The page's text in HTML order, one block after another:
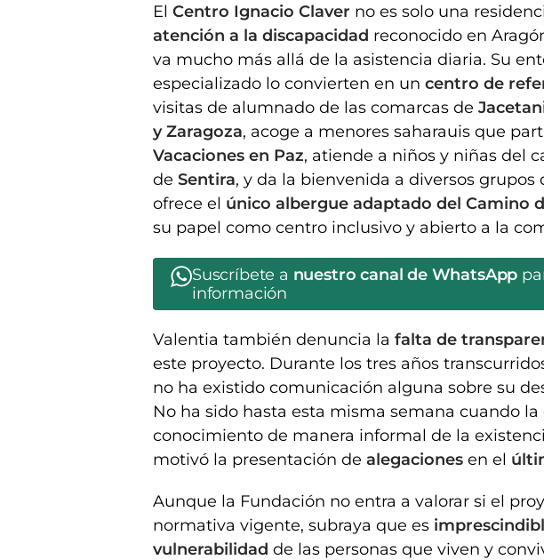
El Centro Ignacio Claver no es solo una
atención a la discapacidad reconocido en
va mucho más allá de la asistencia diaria. Su
especializado lo convierten en un centro de
visitas de alumnado de las comarcas de
y Zaragoza, acoge a menores saharauis que
Vacaciones en Paz, atiende a niños y niñas del
de Sentira, y da la bienvenida a diversos grupos
ofrece el único albergue adaptado del Camino
su papel como centro inclusivo y abierto a la
Suscríbete a nuestro canal de WhatsApp
información
Valentia también denuncia la falta de
este proyecto. Durante los tres años
no ha existido comunicación alguna sobre su
No ha sido hasta esta misma semana cuando
conocimiento de manera informal de la
motivó la presentación de alegaciones en el
Aunque la Fundación no entra a valorar si el
normativa vigente, subraya que es
vulnerabilidad de las personas que viven y